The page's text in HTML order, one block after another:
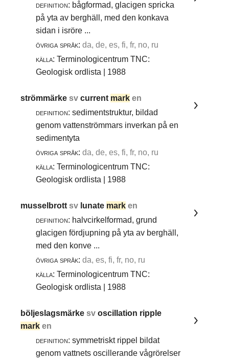
definition: bågformad, glacigen spricka
på yta av berghäll, med den konkava
sidan i isröre ...
övriga språk: da, de, es, fi, fr, no, ru
källa: Terminologicentrum TNC:
Geologisk ordlista | 1988
strömmärkesvcurrent mark en
definition: sedimentstruktur, bildad
genom vattenströmmars inverkan på en
sedimentyta
övriga språk: da, de, es, fi, fr, no, ru
källa: Terminologicentrum TNC:
Geologisk ordlista | 1988
musselbrottsv lunate mark en
definition: halvcirkelformad, grund
glacigen fördjupning på yta av berghäll,
med den konve ...
övriga språk: da, es, fi, fr, no, ru
källa: Terminologicentrum TNC:
Geologisk ordlista | 1988
böljeslagsmärkesvoscillation ripple
mark en
definition: symmetriskt rippel bildat
genom vattnets oscillerande vågrörelser